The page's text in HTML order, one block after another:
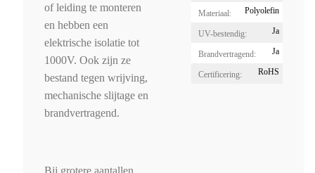
of leiding te monteren
en hebben een
elektrische isolatie tot
1000V. Ook zijn ze
bestand tegen wrijving,
mechanische slijtage en
brandvertragend.
Bij grotere aantallen
Materiaal: Polyolefin
UV-bestendig: Ja
Brandvertragend: Ja
Certificering: RoHS